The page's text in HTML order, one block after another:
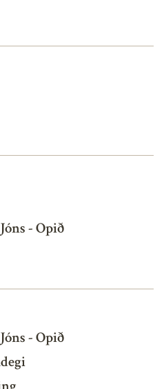
- Opið
- Opið